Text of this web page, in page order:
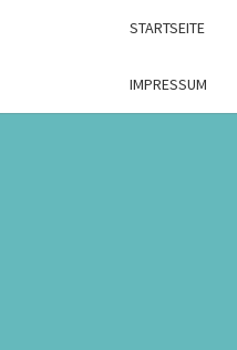
STARTSEITE
IMPRESSUM